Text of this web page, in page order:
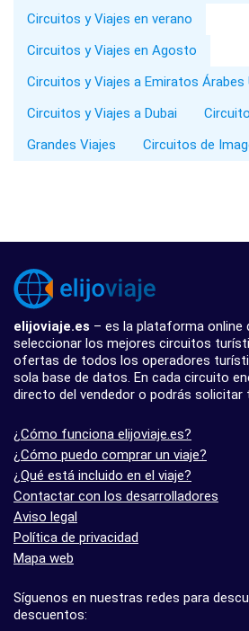
Circuitos y Viajes en verano
Circuitos y Viajes en Agosto
Circuitos y Viajes a Emiratos Árabes
Circuitos y Viajes a Dubai
Grandes Viajes
Circuitos de
elijoviaje.es – es la plataforma online
seleccionar los mejores circuitos
ofertas de todos los operadores
sola base de datos. En cada circuito
directo del vendedor o podrás solicitar
¿Cómo funciona elijoviaje.es?
¿Cómo puedo comprar un viaje?
¿Qué está incluido en el viaje?
Contactar con los desarrolladores
Aviso legal
Política de privacidad
Mapa web
Síguenos en nuestras redes para
descuentos: